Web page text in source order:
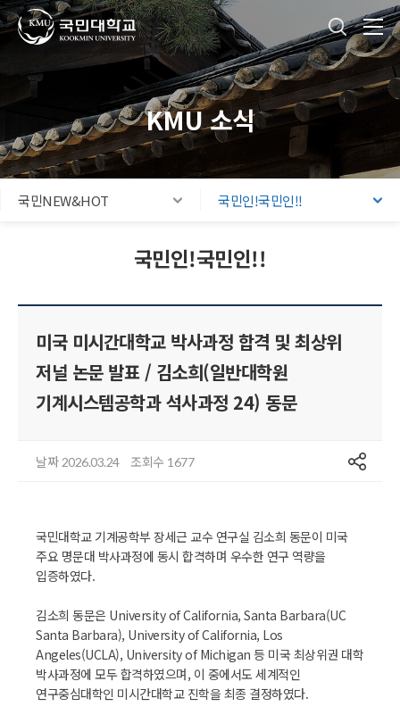
주메뉴 바로가기
본문내용 바로가기
푸터 바로가기
국민대학교
KMU 소식
국민NEW&HOT 국민인!국민인!!
국민인!국민인!!
미국 미시간대학교 박사과정 합격 및 최상위
저널 논문 발표 / 김소희(일반대학원
기계시스템공학과 석사과정 24) 동문
날짜 2026.03.24 조회수 1677 공유
국민대학교 기계공학부 장세근 교수 연구실 김소희 동문이 미국
주요 명문대 박사과정에 동시 합격하며 우수한 연구 역량을
입증하였다.
김소희 동문은 University of California, Santa Barbara(UC
Santa Barbara), University of California, Los
Angeles(UCLA), University of Michigan 등 미국 최상위권 대학
박사과정에 모두 합격하였으며, 이 중에서도 세계적인
연구중심대학인 미시간대학교 진학을 최종 결정하였다.